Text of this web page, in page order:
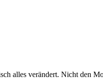
alles verändert. Nicht den